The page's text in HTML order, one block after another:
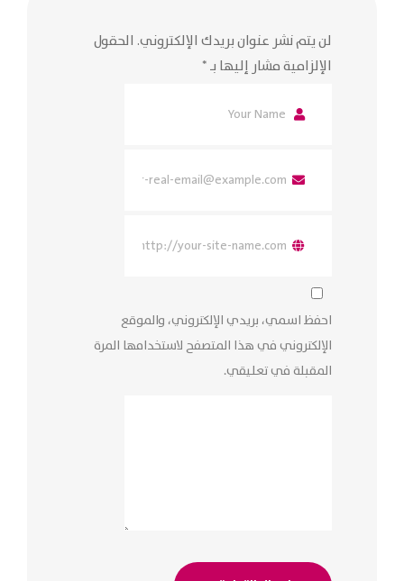
لن يتم نشر عنوان بريدك الإلكتروني. الحقول
الإلزامية مشار إليها بـ*
احفظ اسمي، بريدي الإلكتروني، والموقع
الإلكتروني في هذا المتصفح لاستخدامها المرة
المقبلة في تعليقي.